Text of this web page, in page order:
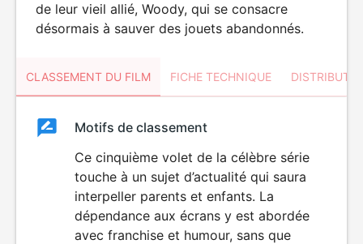
de leur vieil allié, Woody, qui se consacre
désormais à sauver des jouets abandonnés.
CLASSEMENT DU FILM FICHE TECHNIQUE
ClassementClassement
Motifs de classement
Ce cinquième volet de la célèbre série
touche à un sujet d’actualité qui saura
interpeller parents et enfants. La
dépendance aux écrans y est abordée
avec franchise et humour, sans que